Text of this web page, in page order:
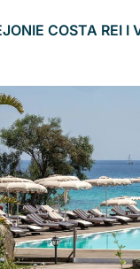
COSTA REI I